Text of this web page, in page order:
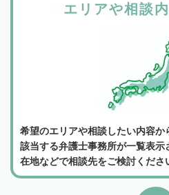
エリアや相談
希望のエリアや相談したい内容か
該当する弁護士事務所が一覧表
在地などで相談先をご検討くださ